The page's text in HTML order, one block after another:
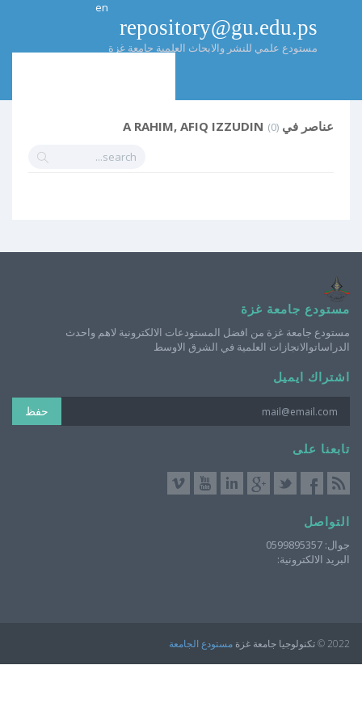
repository@gu.edu.ps
مستودع علمي للنشر والابحاث العلمية جامعة غزة
en
عناصر في A RAHIM, AFIQ IZZUDIN (0)
مستودع جامعة غزة
مستودع جامعة غزة من افضل المستودعات الالكترونية لاهم واحدث
الدراساتوالانجازات العلمية في الشرق الاوسط
اشتراك ايميل
حفظ
تابعنا على
التواصل
جوال: 0599895357
البريد الالكترونية:
2022 © تكنولوجيا جامعة غزة مستودع الجامعة